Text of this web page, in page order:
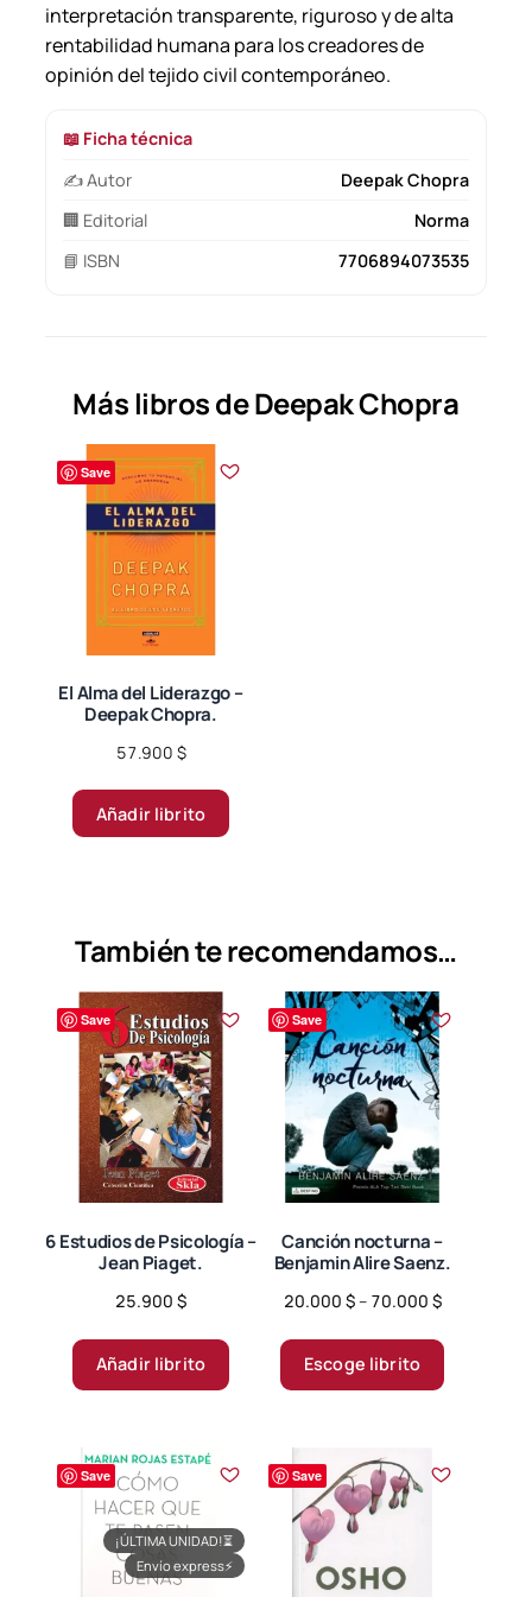
interpretación transparente, riguroso y de alta
rentabilidad humana para los creadores de
opinión del tejido civil contemporáneo.
📖 Ficha técnica
✍️ Autor
Deepak Chopra
🏢 Editorial
Norma
📘 ISBN
7706894073535
Más libros de Deepak Chopra
Save
El Alma del Liderazgo –
Deepak Chopra.
57.900 $
Añadir librito
También te recomendamos…
Save
6 Estudios de Psicología –
Jean Piaget.
25.900 $
Añadir librito
Save
Canción nocturna –
Benjamin Alire Saenz.
20.000 $– 70.000 $Price
20.000 $
Escoge librito
tiene
Las
Save
¡ÚLTIMA UNIDAD!⏳
Envío express⚡
Save